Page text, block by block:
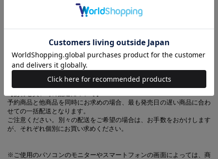
・分厚いカードが約10枚入る！ マチ付きのカードケース
・よく使うカードを入れるのに便利な2個のカード入れ
シンプルな構造だから、レジ前で慌てず、スマートにお会計ができま
す！
予約商品と他商品を同時にお求めの場合、最も発売日の遅い商品に合わ
せての一括配送となります。
ご注意ください。別々の配送をご希望の場合は、お手数をおかけします
が、それぞれ個別にお買い求めください。
※ご使用のパソコンのモニターやスマートフォンの画面によっては、商